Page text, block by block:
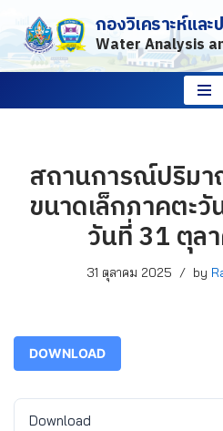
Skip
to
กองวิเคราะห์แล
Water Analysis
สถานการณ์ปริม
ขนาดเล็กภาคตะวั
วันที่ 31 ตุล
31 ตุลาคม 2025 by
DOWNLOAD
Download